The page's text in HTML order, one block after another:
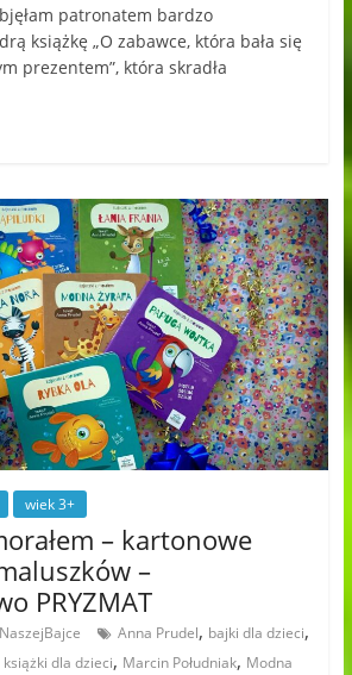
patronatem bardzo
książkę „O zabawce, która bała się
prezentem”, która skradła
wiek 3+
– kartonowe
–
PRYZMAT
Anna Prudel, bajki dla dzieci,
dla dzieci, Marcin Południak, Modna